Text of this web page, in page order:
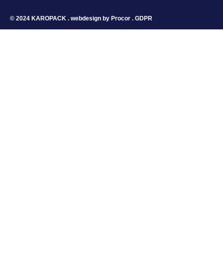
© 2024 KAROPACK . webdesign by Procor . GDPR